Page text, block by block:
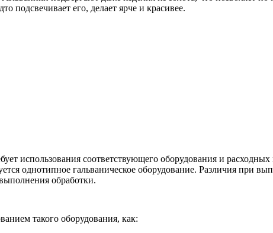
подсвечивает его, делает ярче и красивее.
использования соответствующего оборудования и
однотипное гальваническое оборудование. Различия при
обработки.
такого оборудования, как: